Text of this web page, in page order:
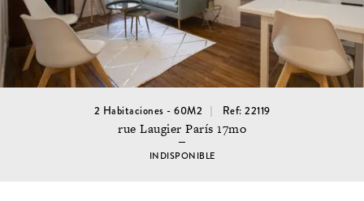
2 Habitaciones - 60M2 Ref: 22119
rue Laugier París 17mo
INDISPONIBLE